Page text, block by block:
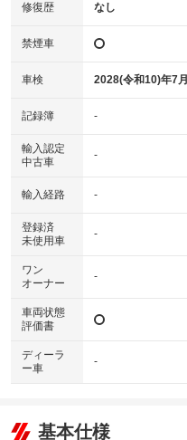
修復歴 なし
禁煙車
車検 2028(令和10)年7月
記録簿 -
輸入認定
中古車
-
輸入経路 -
登録済
未使用車
-
ワン
オーナー
-
車両状態
評価書
ディーラ
ー車
-
基本仕様